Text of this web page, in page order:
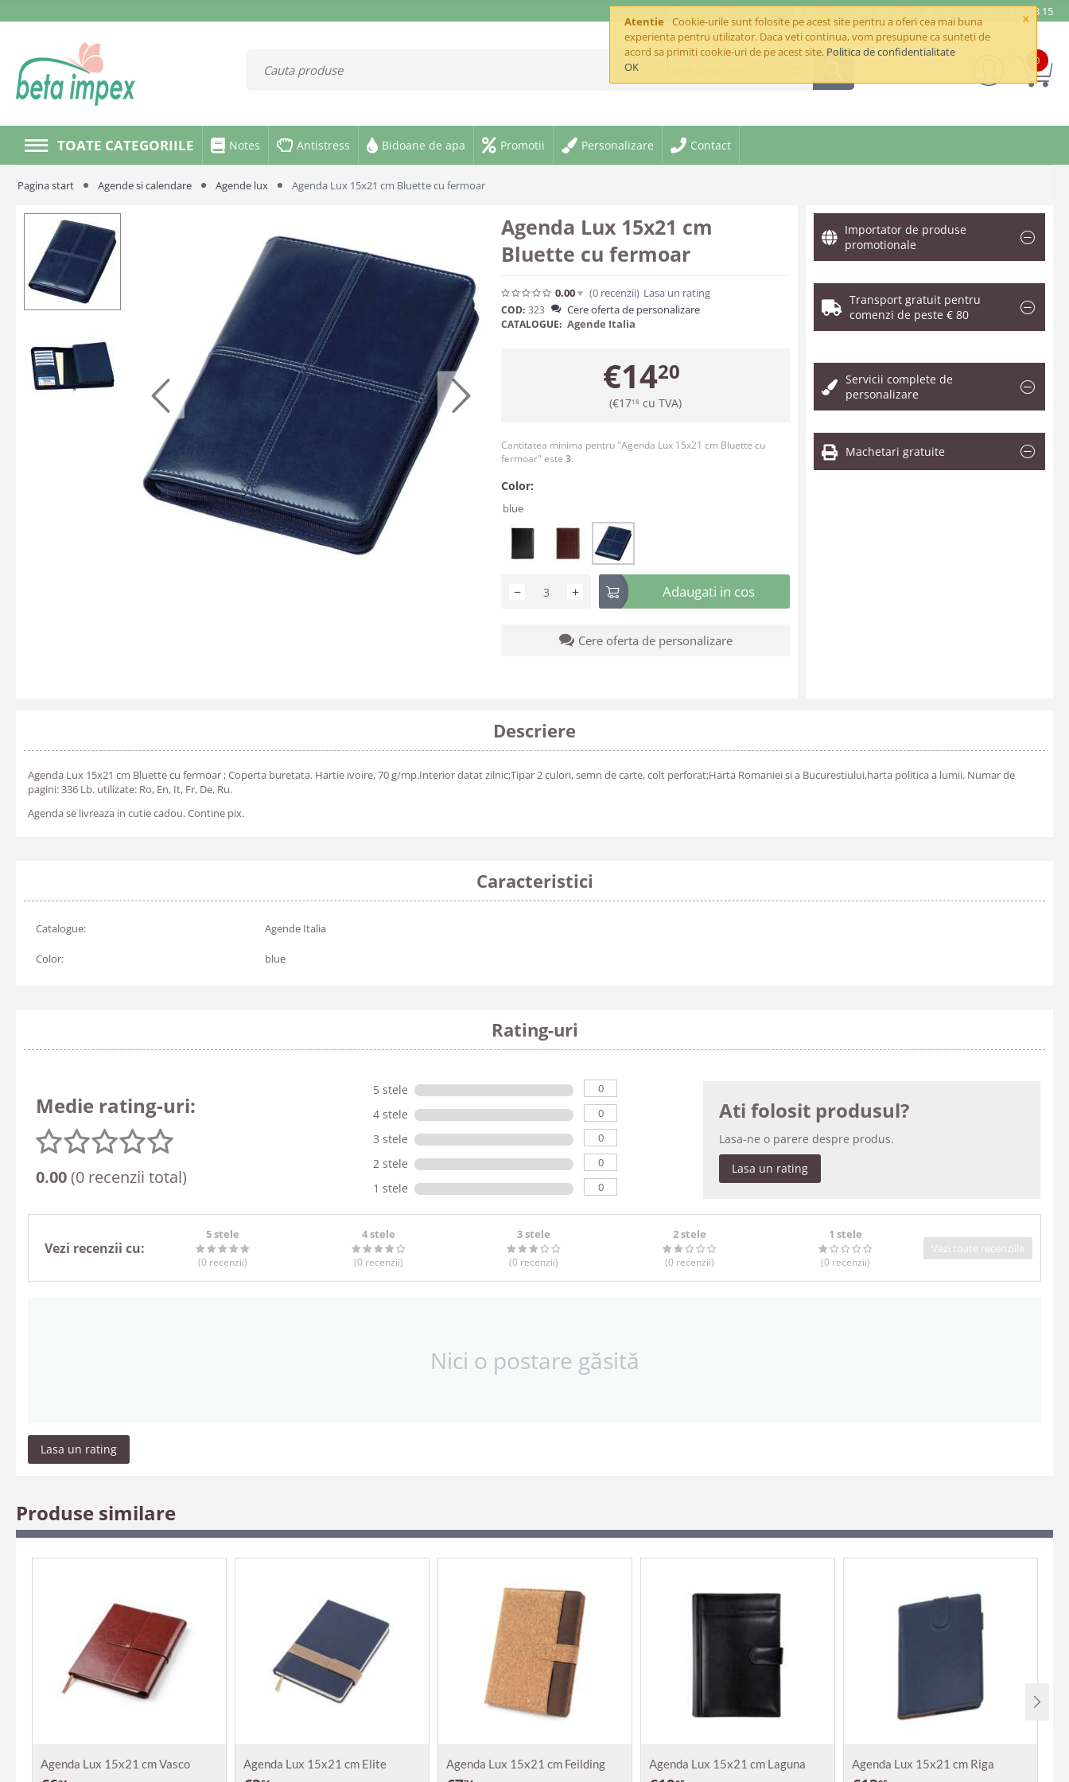
×
Atentie
Cookie-urile sunt folosite pe acest site pentru a oferi cea mai buna
experienta pentru utilizator. Daca veti continua, vom presupune ca sunteti de
acord sa primiti cookie-uri de pe acest site. Politica de confidentialitate
OK
office@betaimpex.ro Mobil: +40 722 287 335 Telefon: +40 21 320 03 15
0
TOATE CATEGORIILE Notes Antistress Bidoane de apa Promotii Personalizare Contact
Pagina start Agende si calendare Agende lux Agenda Lux 15x21 cm Bluette cu fermoar
Agenda Lux 15x21 cm
Bluette cu fermoar
0.00 (0 recenzii) Lasa un rating
COD: 323 Cere oferta de personalizare
CATALOGUE: Agende Italia
€1420
(€1718 cu TVA)
Cantitatea minima pentru "Agenda Lux 15x21 cm Bluette cu
fermoar" este 3.
Color:
blue
+
− Adaugati in cos
Cere oferta de personalizare
Importator de produse
promotionale
Transport gratuit pentru
comenzi de peste € 80
Servicii complete de
personalizare
Machetari gratuite
Descriere
Agenda Lux 15x21 cm Bluette cu fermoar ; Coperta buretata. Hartie ivoire, 70 g/mp.Interior datat zilnic;Tipar 2 culori, semn de carte, colt perforat;Harta Romaniei si a Bucurestiului,harta politica a lumii. Numar de
pagini: 336 Lb. utilizate: Ro, En, It, Fr, De, Ru.
Agenda se livreaza in cutie cadou. Contine pix.
Caracteristici
Catalogue: Agende Italia
Color: blue
Rating-uri
Medie rating-uri:
0.00(0 recenzii total)
5 stele 0
4 stele 0
3 stele 0
2 stele 0
1 stele 0
Ati folosit produsul?
Lasa-ne o parere despre produs.
Lasa un rating
Vezi recenzii cu:
5 stele
(0 recenzii)
4 stele
(0 recenzii)
3 stele
(0 recenzii)
2 stele
(0 recenzii)
1 stele
(0 recenzii)
Vezi toate recenziile
Nici o postare găsită
Lasa un rating
Produse similare
Agenda Lux 15x21 cm Vasco Agenda Lux 15x21 cm Elite Agenda Lux 15x21 cm Feilding Agenda Lux 15x21 cm Laguna Agenda Lux 15x21 cm Riga